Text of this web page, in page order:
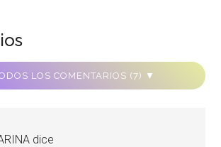
LOS COMENTARIOS (7) ▼
dice